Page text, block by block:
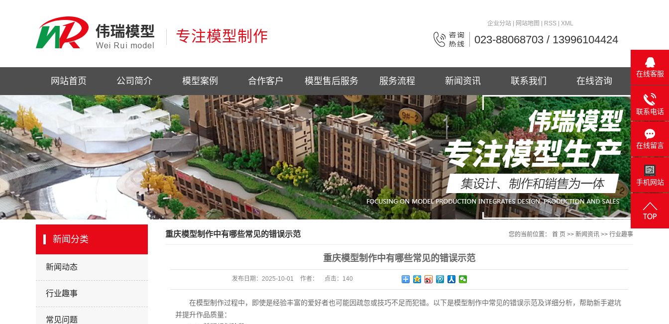
专注模型制作
企业分站 网站地图 RSS XML
023-88068703 / 13996104424
网站首页 公司简介 模型案例 合作客户 模型售后服务 服务流程 新闻资讯 联系我们 在线咨询
新闻分类
新闻动态
行业趣事
常见问题
重庆模型制作中有哪些常见的错误示范 您的当前位置： 首 页 >> 新闻资讯 >> 行业趣事
重庆模型制作中有哪些常见的错误示范
发布日期： 2025-10-01 作者： 点击： 140
在模型制作过程中，即使是经验丰富的爱好者也可能因疏忽或技巧不足而犯错。以下是模型制作中常见的错误示范及详细分析，帮助新手避坑
并提升作品质量：
在线客服
联系电话
在线留言
手机网站